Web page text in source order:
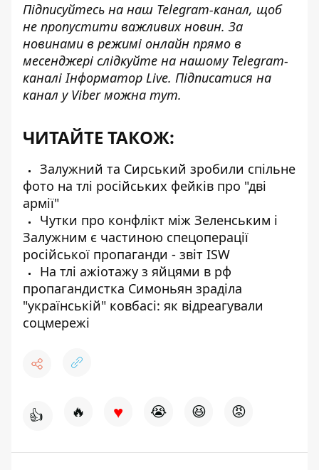
Підписуйтесь на наш Telegram-канал, щоб
не пропустити важливих новин. За
новинами в режимі онлайн прямо в
месенджері слідкуйте на нашому Telegram-
каналіІнформатор Live. Підписатися на
канал у Viber можна тут.
ЧИТАЙТЕ ТАКОЖ:
Залужний та Сирський зробили спільне
фото на тлі російських фейків про "дві
армії"
Чутки про конфлікт між Зеленським і
Залужним є частиною спецоперації
російської пропаганди - звіт ISW
На тлі ажіотажу з яйцями в рф
пропагандистка Симоньян зраділа
"українській" ковбасі: як відреагували
соцмережі
👍 🔥 ♥ 😭 😆 😡